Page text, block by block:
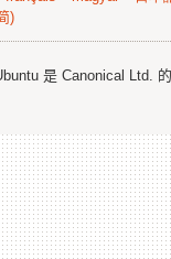
)
是 Canonical Ltd.